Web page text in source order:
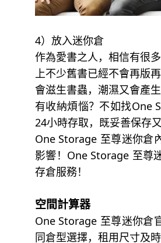
4）放入迷你倉
作為愛書之人，相信有很
上不少舊書已經不會再版
會滋生書蟲，潮濕又會產
有收納煩惱？不如找One
24小時存取，既妥善保存
One Storage 至尊迷你倉
影響！One Storage 至尊
存倉服務！
空間計算器
One Storage 至尊迷你倉
同倉型選擇，租用尺寸及